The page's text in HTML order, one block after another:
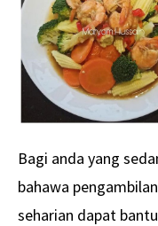
Bagi anda yang
bahawa
seharian dapat